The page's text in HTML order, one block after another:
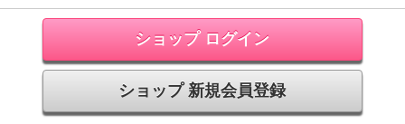
ショップ ログイン
ショップ 新規会員登録